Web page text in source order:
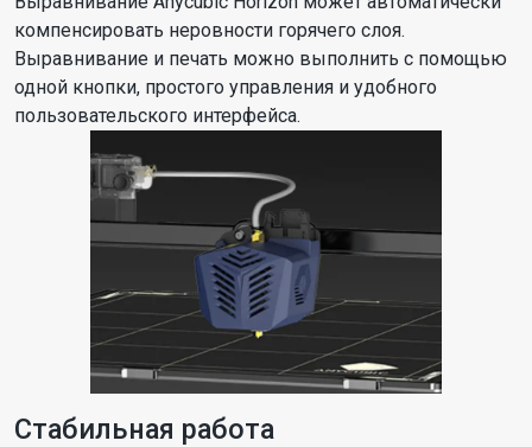
компенсировать неровности горячего слоя.
Выравнивание и печать можно выполнить с помощью
одной кнопки, простого управления и удобного
пользовательского интерфейса.
Стабильная работа